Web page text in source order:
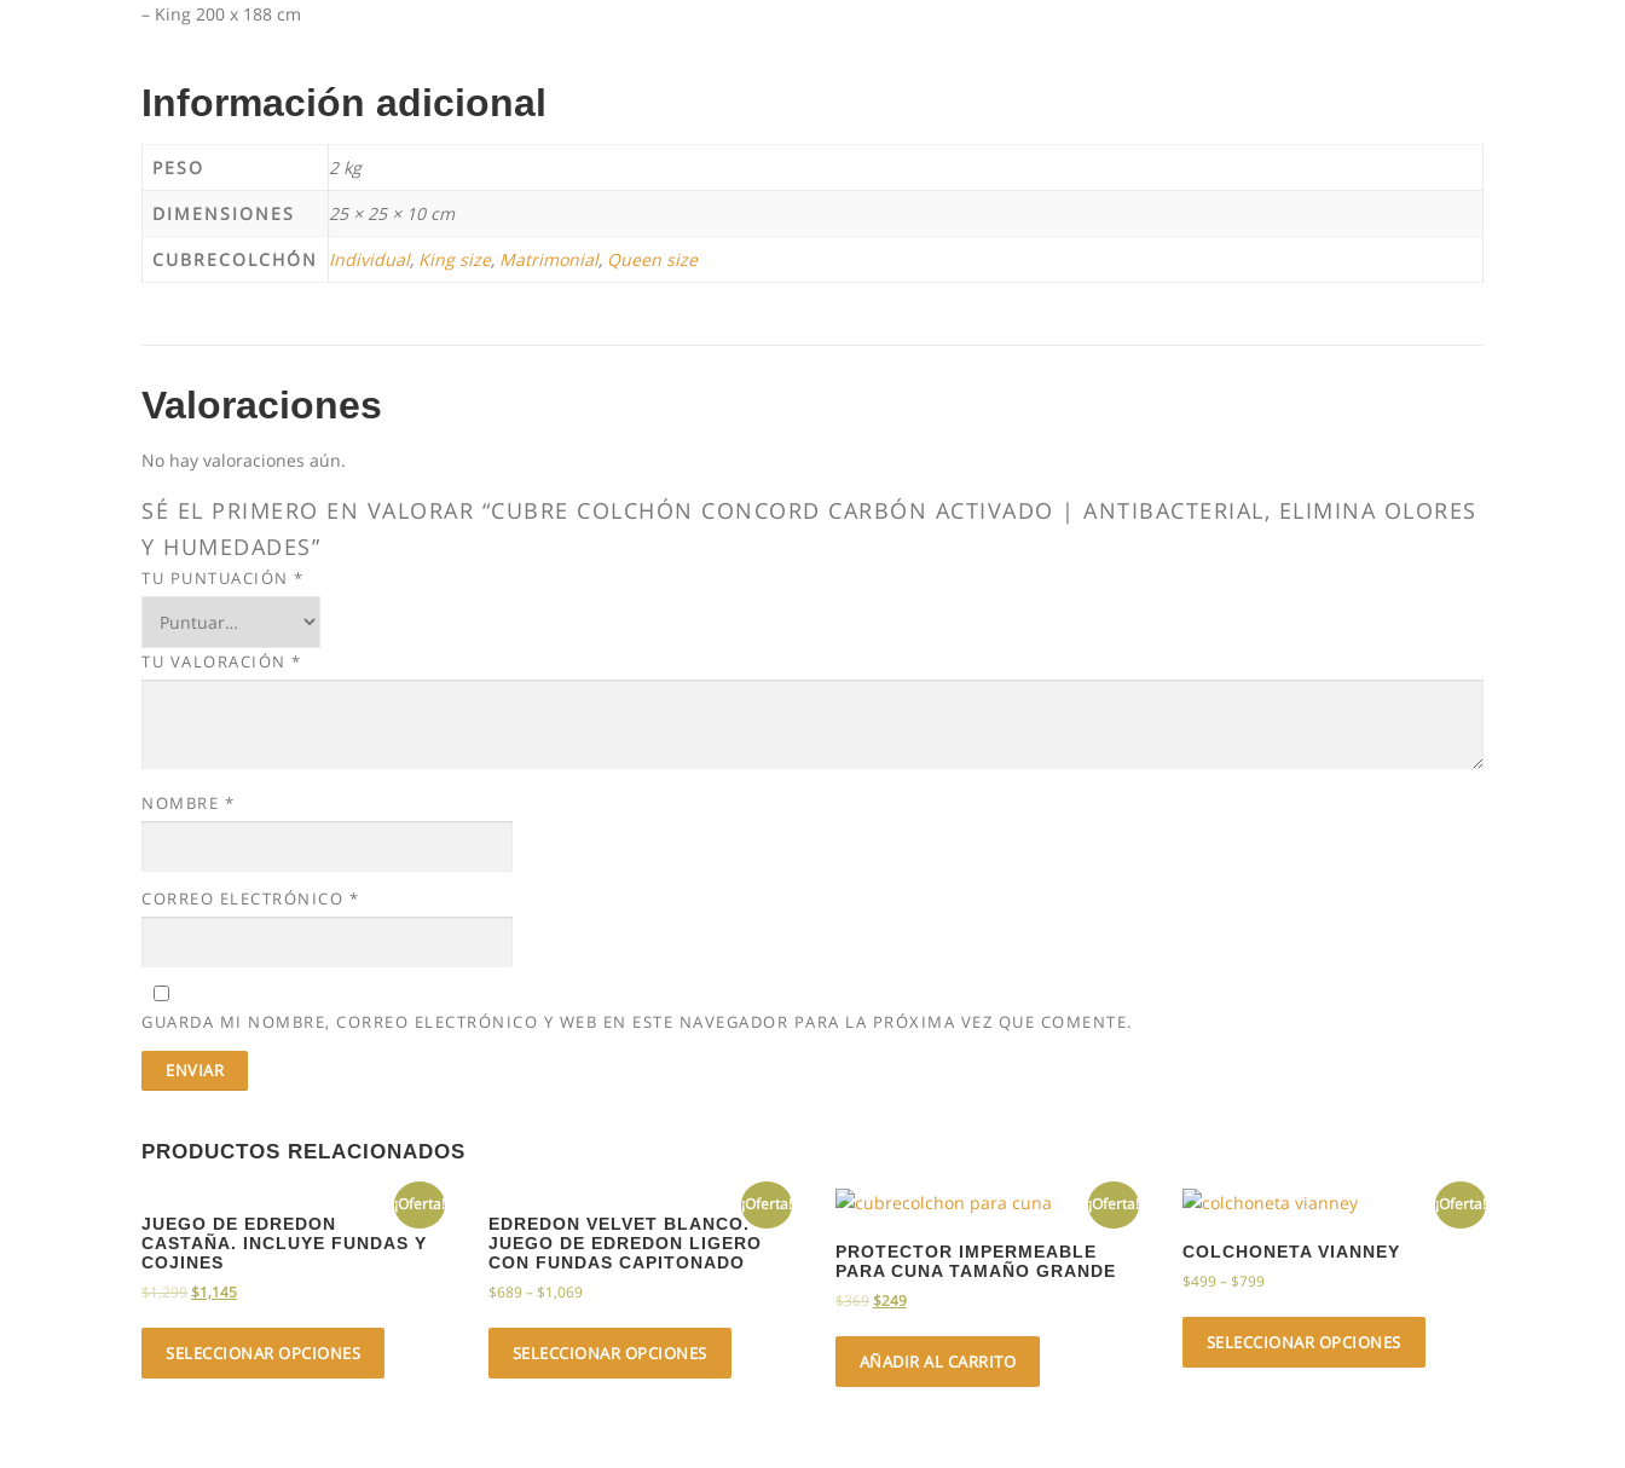
– King 200 x 188 cm
Información adicional
PESO
2 kg
DIMENSIONES
25 × 25 × 10 cm
CUBRECOLCHÓN
Individual, King size, Matrimonial, Queen size
Valoraciones
No hay valoraciones aún.
SÉ EL PRIMERO EN VALORAR “CUBRE COLCHÓN CONCORD CARBÓN ACTIVADO | ANTIBACTERIAL, ELIMINA OLORES
Y HUMEDADES”
TU PUNTUACIÓN *
TU VALORACIÓN *
NOMBRE *
CORREO ELECTRÓNICO *
GUARDA MI NOMBRE, CORREO ELECTRÓNICO Y WEB EN ESTE NAVEGADOR PARA LA PRÓXIMA VEZ QUE COMENTE.
PRODUCTOS RELACIONADOS
¡Oferta!
JUEGO DE EDREDON
CASTAÑA. INCLUYE FUNDAS Y
COJINES
$1,299$1,145
SELECCIONAR OPCIONES
¡Oferta!
EDREDON VELVET BLANCO.
JUEGO DE EDREDON LIGERO
CON FUNDAS CAPITONADO
$689–$1,069
SELECCIONAR OPCIONES
¡Oferta!
PROTECTOR IMPERMEABLE
PARA CUNA TAMAÑO GRANDE
$369$249
AÑADIR AL CARRITO
¡Oferta!
COLCHONETA VIANNEY
$499–$799
SELECCIONAR OPCIONES